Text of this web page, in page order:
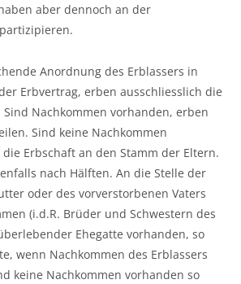
aber dennoch an der
Anordnung des Erblassers in
Erbvertrag, erben ausschliesslich die
Nachkommen vorhanden, erben
Sind keine Nachkommen
Erbschaft an den Stamm der Eltern.
nach Hälften. An die Stelle der
oder des vorverstorbenen Vaters
(i.d.R. Brüder und Schwestern des
Ehegatte vorhanden, so
wenn Nachkommen des Erblassers
keine Nachkommen vorhanden so